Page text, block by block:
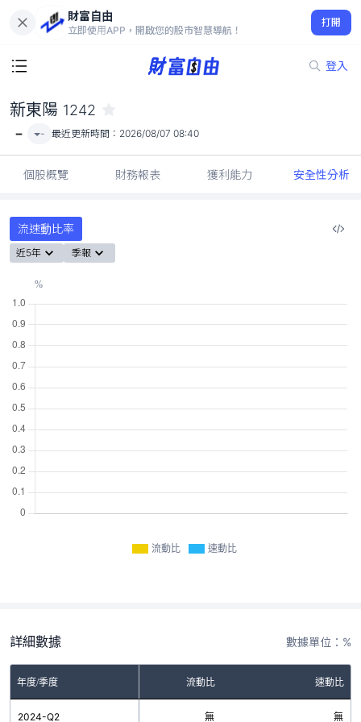
財富自由
立即使用APP，開啟您的股市智慧導航！
打開
登入
-
新東陽 1242
- - 最近更新時間： 2026/08/07 08:40
個股概覽 財務報表 獲利能力 安全性分析
流速動比率
近5年 季報
流動比 速動比
詳細數據 數據單位：%
年度/季度 流動比 速動比
2024-Q2 無 無